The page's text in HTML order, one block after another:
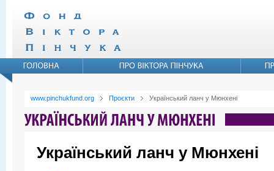
www.pinchukfund.org Проєкти Український ланч у Мюнхені
Український ланч у Мюнхені